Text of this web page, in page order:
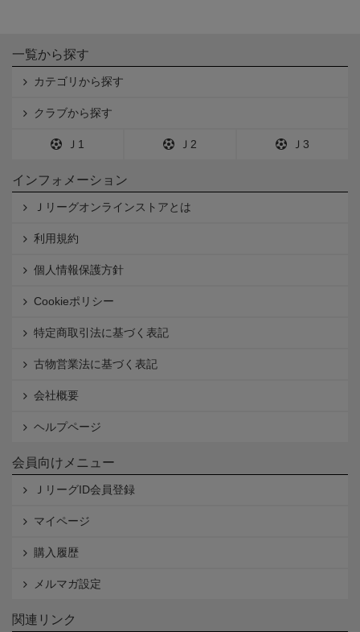
一覧から探す
カテゴリから探す
クラブから探す
Ｊ1 Ｊ2 Ｊ3
インフォメーション
Ｊリーグオンラインストアとは
利用規約
個人情報保護方針
Cookieポリシー
特定商取引法に基づく表記
古物営業法に基づく表記
会社概要
ヘルプページ
会員向けメニュー
ＪリーグID会員登録
マイページ
購入履歴
メルマガ設定
関連リンク